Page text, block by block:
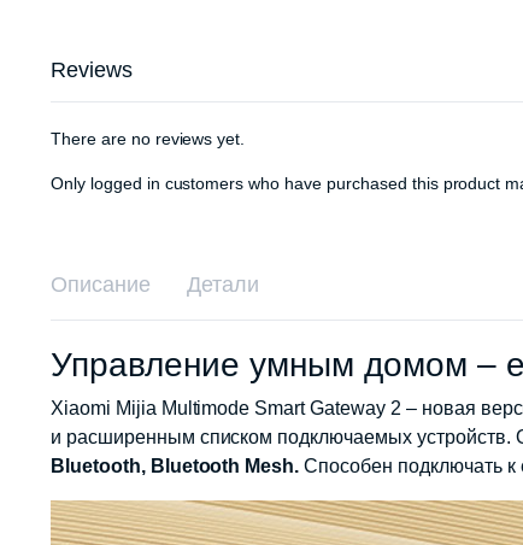
Reviews
There are no reviews yet.
Only logged in customers who have purchased this product
Описание Детали
Управление умным домом –
Xiaomi Mijia Multimode Smart Gateway 2 – новая
и расширенным списком подключаемых устройств.
Bluetooth, Bluetooth Mesh.Способен подключать к